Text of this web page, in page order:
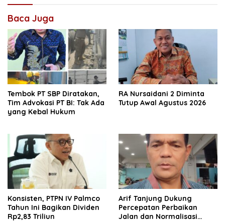
Baca Juga
Tembok PT SBP Diratakan,
Tim Advokasi PT BI: Tak Ada
yang Kebal Hukum
RA Nursaidani 2 Diminta
Tutup Awal Agustus 2026
Konsisten, PTPN IV Palmco
Tahun Ini Bagikan Dividen
Rp2,83 Triliun
Arif Tanjung Dukung
Percepatan Perbaikan
Jalan dan Normalisasi